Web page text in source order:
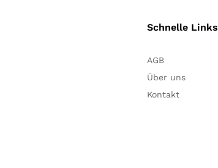
Schnelle Links
AGB
Über uns
Kontakt